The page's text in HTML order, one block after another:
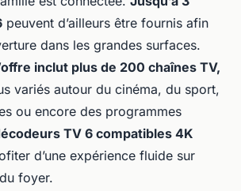
peuvent d’ailleurs être fournis afin
dans les grandes surfaces.
inclut plus de 200 chaînes TV,
variés autour du cinéma, du sport,
ou encore des programmes
TV 6 compatibles 4K
d’une expérience fluide sur
foyer.